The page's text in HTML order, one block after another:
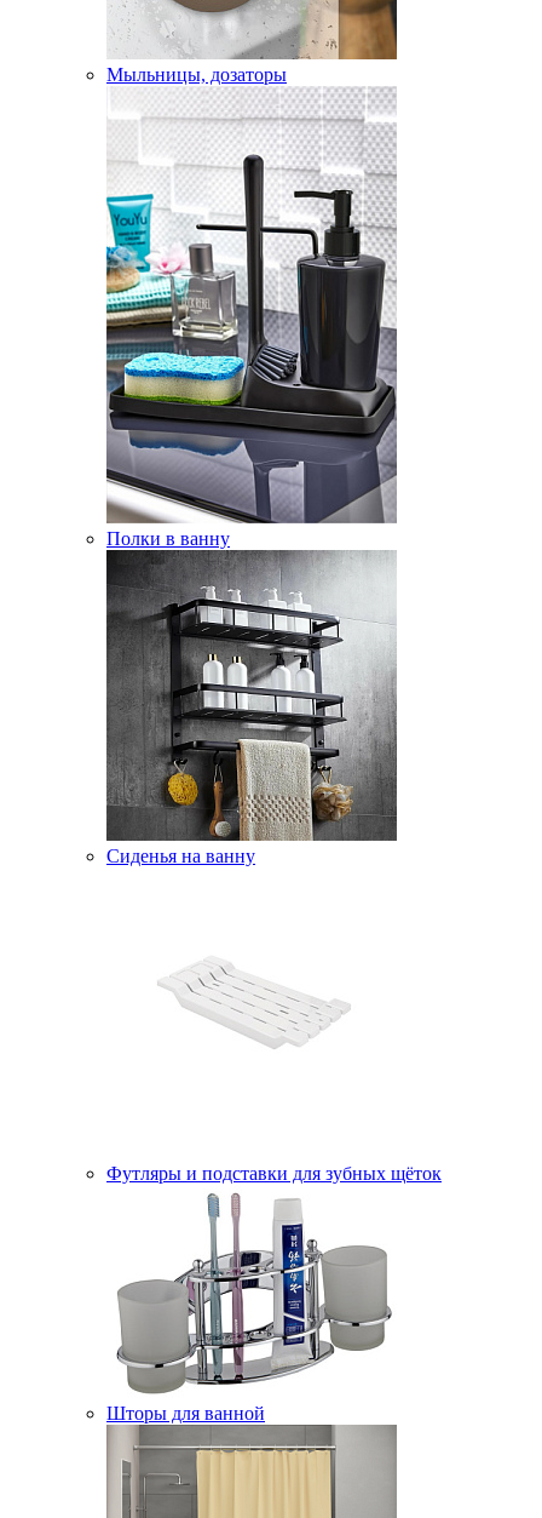
Мыльницы, дозаторы
Полки в ванну
Сиденья на ванну
Футляры и подставки для зубных щёток
Шторы для ванной